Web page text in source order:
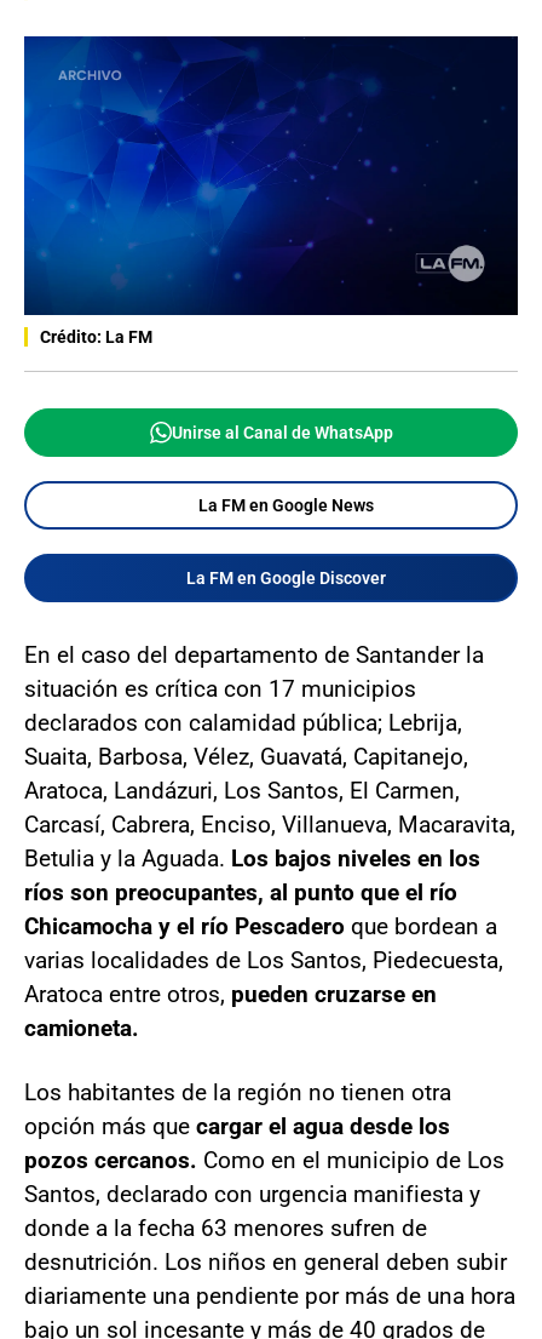
Crédito: La FM
Unirse al Canal de WhatsApp
La FM en Google News
La FM en Google Discover
En el caso del departamento de Santander la
situación es crítica con 17 municipios
declarados con calamidad pública; Lebrija,
Suaita, Barbosa, Vélez, Guavatá, Capitanejo,
Aratoca, Landázuri, Los Santos, El Carmen,
Carcasí, Cabrera, Enciso, Villanueva, Macaravita,
Betulia y la Aguada. Los bajos niveles en los
ríos son preocupantes, al punto que el río
Chicamocha y el río Pescadero que bordean a
varias localidades de Los Santos, Piedecuesta,
Aratoca entre otros, pueden cruzarse en
camioneta.
Los habitantes de la región no tienen otra
opción más que cargar el agua desde los
pozos cercanos. Como en el municipio de Los
Santos, declarado con urgencia manifiesta y
donde a la fecha 63 menores sufren de
desnutrición. Los niños en general deben subir
diariamente una pendiente por más de una hora
bajo un sol incesante y más de 40 grados de